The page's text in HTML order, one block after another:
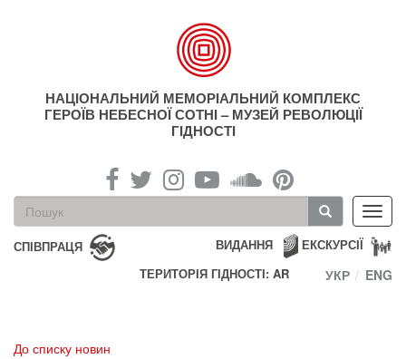
НАЦІОНАЛЬНИЙ МЕМОРІАЛЬНИЙ КОМПЛЕКС
ГЕРОЇВ НЕБЕСНОЇ СОТНІ – МУЗЕЙ РЕВОЛЮЦІЇ
ГІДНОСТІ
Пошукова
форма
Пошук
СПІВПРАЦЯ ЕКСКУРСІЇ
ВИДАННЯ
ТЕРИТОРІЯ ГІДНОСТІ: AR
УКР ENG
До списку новин